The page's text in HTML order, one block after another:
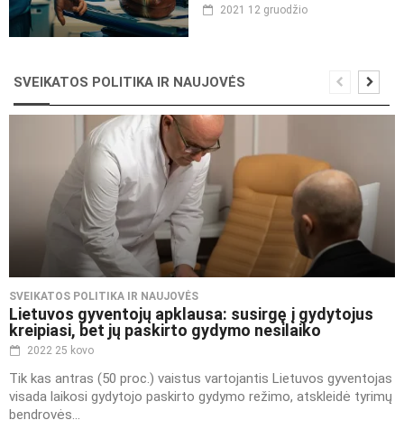
2021 12 gruodžio
SVEIKATOS POLITIKA IR NAUJOVĖS
SVEIKATOS POLITIKA IR NAUJOVĖS
Lietuvos gyventojų apklausa: susirgę į gydytojus
kreipiasi, bet jų paskirto gydymo nesilaiko
2022 25 kovo
Tik kas antras (50 proc.) vaistus vartojantis Lietuvos gyventojas
visada laikosi gydytojo paskirto gydymo režimo, atskleidė tyrimų
bendrovės...